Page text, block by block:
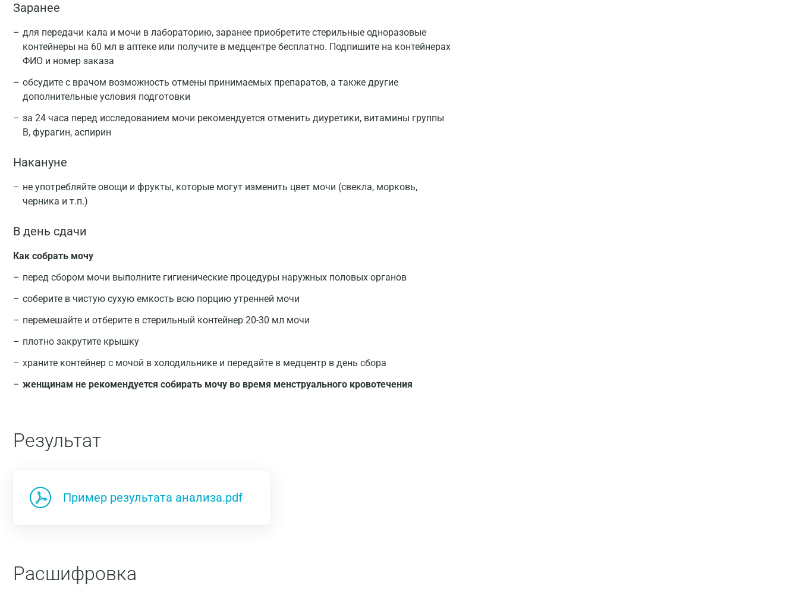
Заранее
для передачи кала и мочи в лабораторию, заранее приобретите стерильные одноразовые
контейнеры на 60 мл в аптеке или получите в медцентре бесплатно. Подпишите на контейнерах
ФИО и номер заказа
обсудите с врачом возможность отмены принимаемых препаратов, а также другие
дополнительные условия подготовки
за 24 часа перед исследованием мочи рекомендуется отменить диуретики, витамины группы
В, фурагин, аспирин
Накануне
не употребляйте овощи и фрукты, которые могут изменить цвет мочи (свекла, морковь,
черника и т.п.)
В день сдачи
Как собрать мочу
перед сбором мочи выполните гигиенические процедуры наружных половых органов
соберите в чистую сухую емкость всю порцию утренней мочи
перемешайте и отберите в стерильный контейнер 20-30 мл мочи
плотно закрутите крышку
храните контейнер с мочой в холодильнике и передайте в медцентр в день сбора
женщинам не рекомендуется собирать мочу во время менструального кровотечения
Результат
Пример результата анализа.pdf
Расшифровка
Москва
Санкт-Петербург
Нижний Новгород
Альметьевск
Апрелевка